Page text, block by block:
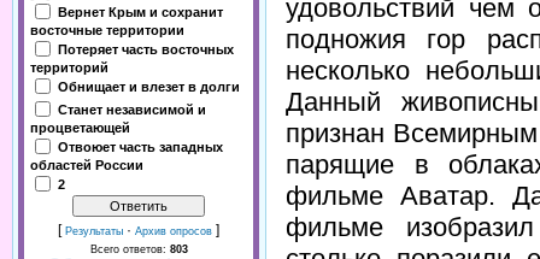
Вернет Крым и сохранит
восточные территории
Потеряет часть восточных
территорий
Обнищает и влезет в долги
Станет независимой и
процветающей
Отвоюет часть западных
областей России
2
[ Результаты · Архив опросов ]
Всего ответов: 803
удовольствий чем
подножия гор
несколько
Данный
признан
парящие в
фильме Аватар.
фильме